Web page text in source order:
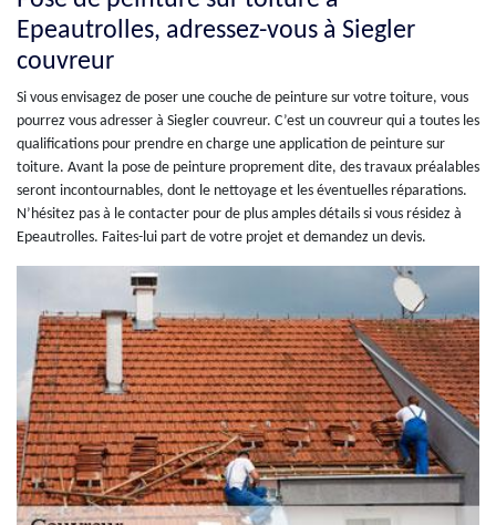
Epeautrolles, adressez-vous à Siegler
couvreur
Si vous envisagez de poser une couche de peinture sur votre toiture, vous
pourrez vous adresser à Siegler couvreur. C’est un couvreur qui a toutes les
qualifications pour prendre en charge une application de peinture sur
toiture. Avant la pose de peinture proprement dite, des travaux préalables
seront incontournables, dont le nettoyage et les éventuelles réparations.
N’hésitez pas à le contacter pour de plus amples détails si vous résidez à
Epeautrolles. Faites-lui part de votre projet et demandez un devis.